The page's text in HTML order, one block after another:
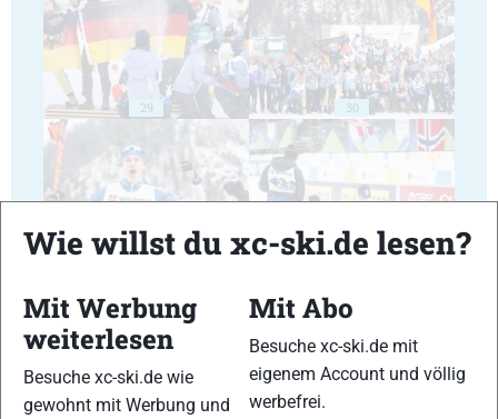
29 30
Wie willst du xc-ski.de lesen?
Mit Werbung
weiterlesen
Besuche xc-ski.de wie
gewohnt mit Werbung und
Mit Abo
Besuche xc-ski.de mit
eigenem Account und völlig
werbefrei.